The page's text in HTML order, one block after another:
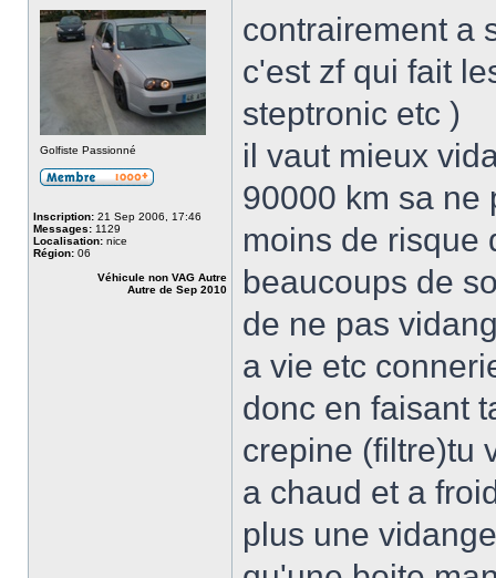
Golfiste Passionné
Inscription: 21 Sep 2006, 17:46
Messages: 1129
Localisation: nice
Région: 06
Véhicule non VAG Autre
Autre de Sep 2010
contrairement a
c'est zf qui fait
steptronic etc )
il vaut mieux
90000 km sa ne
moins de risque
beaucoups de
de ne pas
a vie etc
donc en faisant
crepine (filtre)tu
a chaud et a
plus une